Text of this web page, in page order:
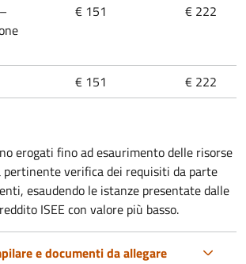
€ 151 € 222
€ 151 € 222
erogati fino ad esaurimento delle risorse
pertinente verifica dei requisiti da parte
esaudendo le istanze presentate dalle
ISEE con valore più basso.
e documenti da allegare